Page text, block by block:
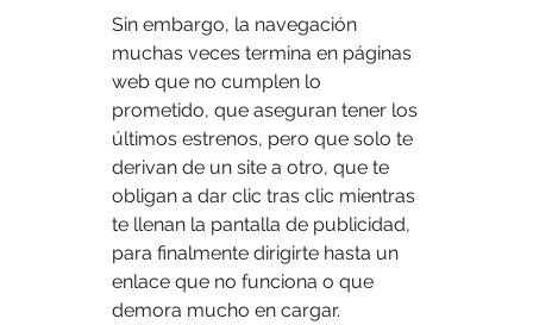
Sin embargo, la navegación
muchas veces termina en páginas
web que no cumplen lo
prometido, que aseguran tener los
últimos estrenos, pero que solo te
derivan de un site a otro, que te
obligan a dar clic tras clic mientras
te llenan la pantalla de publicidad,
para finalmente dirigirte hasta un
enlace que no funciona o que
demora mucho en cargar.